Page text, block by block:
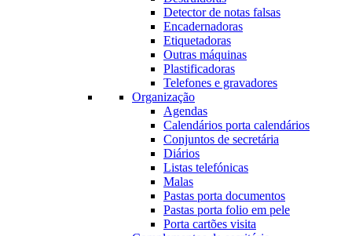
Detector de notas falsas
Encadernadoras
Etiquetadoras
Outras máquinas
Plastificadoras
Telefones e gravadores
Organização
Agendas
Calendários porta calendários
Conjuntos de secretária
Diários
Listas telefónicas
Malas
Pastas porta documentos
Pastas porta folio em pele
Porta cartões visita